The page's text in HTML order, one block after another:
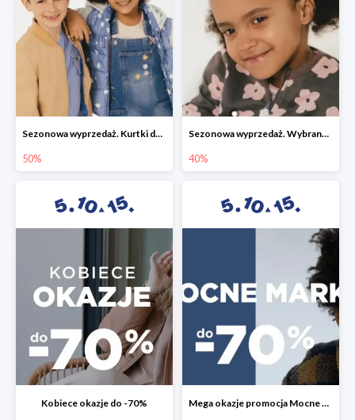
Sezonowa wyprzedaż. Kurtki do -50%
50%
Sezonowa wyprzedaż. Wybrane modele do -40%
40%
Kobiece okazje do -70% Mega okazje promocja Mocne marki do -70%